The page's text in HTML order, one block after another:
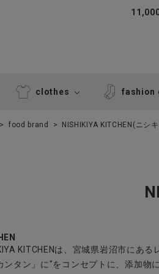
clothes fashion
food brand NISHIKIYA KITCHEN(ニシ
KITCHENは、宮城県岩沼市にある
ンタン」に"をコンセプトに、添加物